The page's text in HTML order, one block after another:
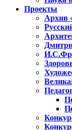
Проекты
Архив